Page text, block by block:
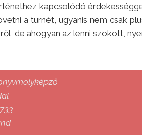
kapcsolódó
a turnét, ugyanis nem csak
de ahogyan az lenni szokott,